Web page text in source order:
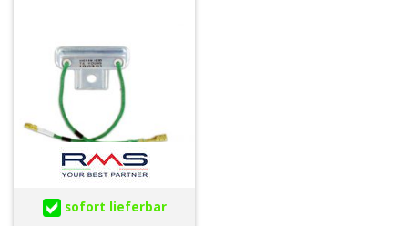
sofort lieferbar